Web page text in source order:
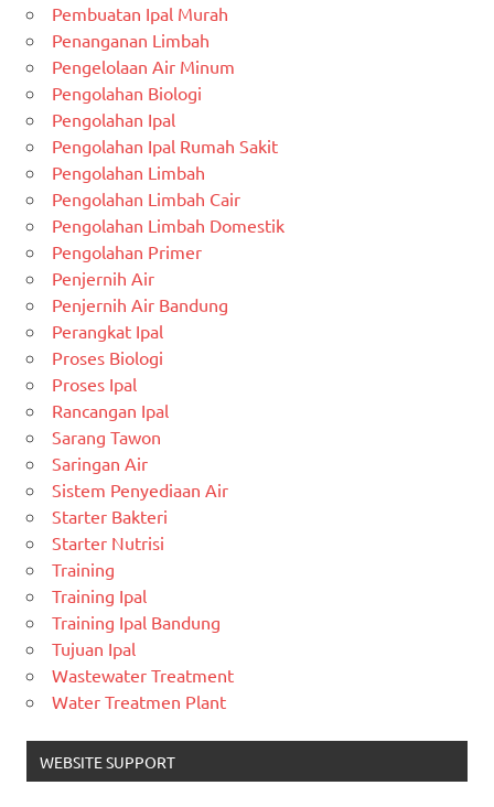
Pembuatan Ipal Murah
Penanganan Limbah
Pengelolaan Air Minum
Pengolahan Biologi
Pengolahan Ipal
Pengolahan Ipal Rumah Sakit
Pengolahan Limbah
Pengolahan Limbah Cair
Pengolahan Limbah Domestik
Pengolahan Primer
Penjernih Air
Penjernih Air Bandung
Perangkat Ipal
Proses Biologi
Proses Ipal
Rancangan Ipal
Sarang Tawon
Saringan Air
Sistem Penyediaan Air
Starter Bakteri
Starter Nutrisi
Training
Training Ipal
Training Ipal Bandung
Tujuan Ipal
Wastewater Treatment
Water Treatmen Plant
WEBSITE SUPPORT